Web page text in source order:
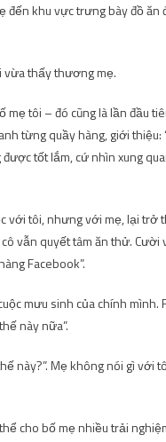
đến khu vực trưng bày đồ
vừa thấy thương mẹ.
tôi – đó cũng là lần đầu
từng quầy hàng, giới thiệu:
tốt lắm, cứ nhìn xung
với tôi, nhưng với mẹ, lại trở
vẫn quyết tâm ăn thử. Cười
Facebook”.
mưu sinh của chính mình.
này nữa”.
này?”. Mẹ không nói gì với
cho bố mẹ nhiều trải